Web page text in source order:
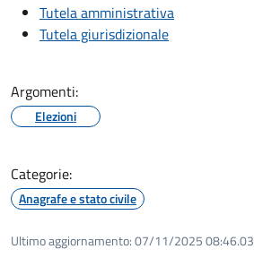
Tutela amministrativa
Tutela giurisdizionale
Argomenti:
Elezioni
Categorie:
Anagrafe e stato civile
Ultimo aggiornamento:07/11/2025 08:46.03